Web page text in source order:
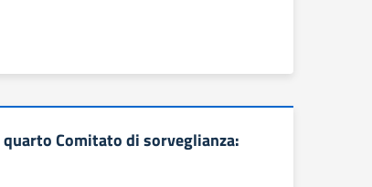
Comitato di sorveglianza: